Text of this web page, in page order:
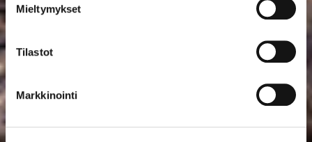
Mieltymykset
Tilastot
Markkinointi